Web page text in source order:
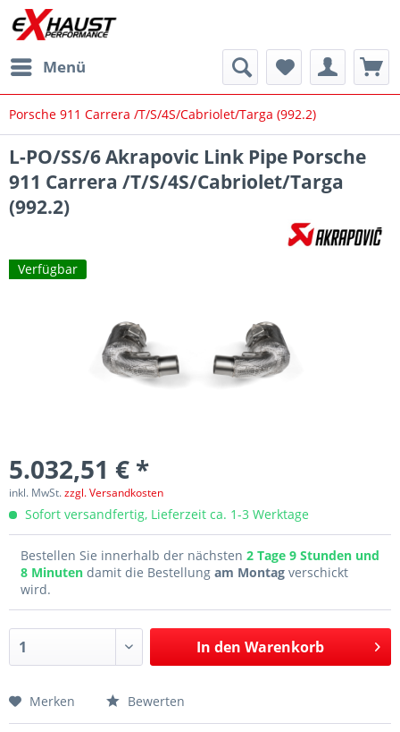
Menü
Porsche 911 Carrera /T/S/4S/Cabriolet/Targa (992.2)
L-PO/SS/6 Akrapovic Link Pipe Porsche
911 Carrera /T/S/4S/Cabriolet/Targa
(992.2)
Verfügbar
5.032,51 € *
inkl. MwSt.zzgl. Versandkosten
Sofort versandfertig, Lieferzeit ca. 1-3 Werktage
Bestellen Sie innerhalb der nächsten 2 Tage 9 Stunden und
8 Minuten damit die Bestellung am Montag verschickt
wird.
In den Warenkorb
Merken Bewerten